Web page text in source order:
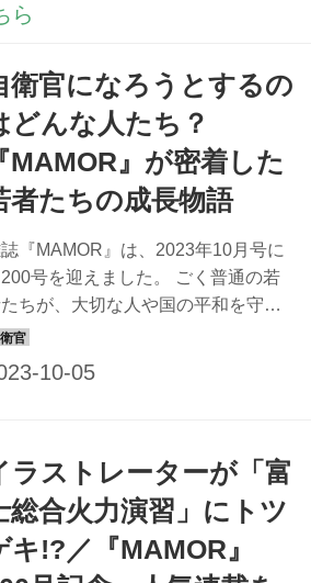
ら
衛官になろうとするの
どんな人たち？
MAMOR』が密着した
者たちの成長物語
『MAMOR』は、2023年10月号に
号を迎えました。 ごく普通の若
ちが、大切な人や国の平和を守る
、日々、奮闘している姿を知って
する。それが、国を守るために身
ていする若者に密着取材、となれば
さらのことだ。 ここで紹介する以
も同様の連載はあるが、今回はな
も印象に残る6本に絞って紹介しよ
ラストレーターが「富
総合火力演習」にトツ
キ!?／『MAMOR』